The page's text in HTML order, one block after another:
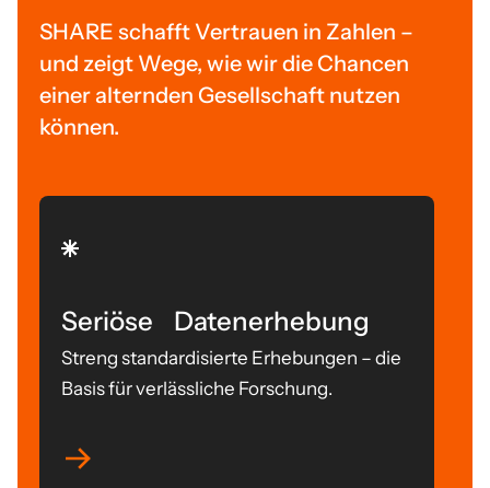
SHARE schafft Vertrauen in Zahlen –
und zeigt Wege, wie wir die Chancen
einer alternden Gesellschaft nutzen
können.
Seriöse Datenerhebung
Streng standardisierte Erhebungen – die
Basis für verlässliche Forschung.